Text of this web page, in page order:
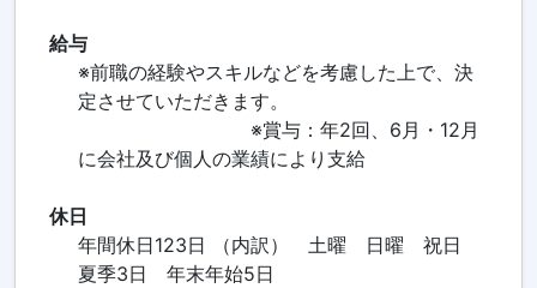
給与
※前職の経験やスキルなどを考慮した上で、決
定させていただきます。
※賞与：年2回、6月・12月
に会社及び個人の業績により支給
休日
年間休日123日 （内訳） 土曜 日曜 祝日
夏季3日 年末年始5日